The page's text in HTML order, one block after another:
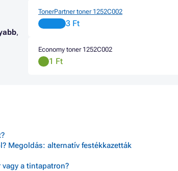
,
TonerPartner toner 1252C002
3 Ft
Economy toner 1252C002
1 Ft
Megoldás: alternatív festékkazetták
a tintapatron?